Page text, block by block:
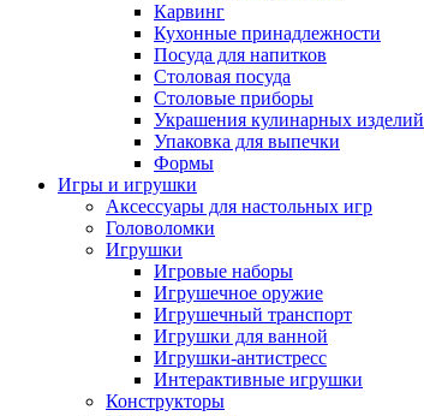
Карвинг
Кухонные принадлежности
Посуда для напитков
Столовая посуда
Столовые приборы
Украшения кулинарных изделий
Упаковка для выпечки
Формы
Игры и игрушки
Аксессуары для настольных игр
Головоломки
Игрушки
Игровые наборы
Игрушечное оружие
Игрушечный транспорт
Игрушки для ванной
Игрушки-антистресс
Интерактивные игрушки
Конструкторы